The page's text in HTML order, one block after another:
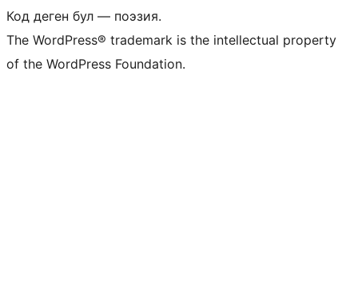
Код деген бул — поэзия.
The WordPress® trademark is the intellectual property
of the WordPress Foundation.